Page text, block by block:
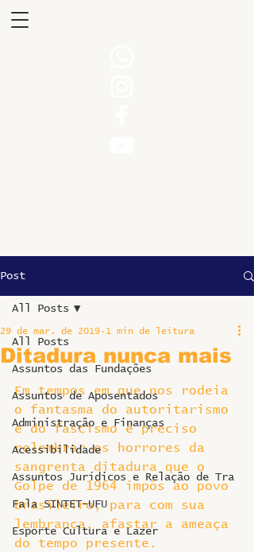
Post
All Posts
Assuntos das Fundações
Assuntos de Aposentados
Administração e Finanças
Acessibilidade
Assuntos Jurídicos e Relação de Tra
Fala SINTET-UFU
Esporte Cultura e Lazer
All Posts
Ditadura nunca mais
29 de mar. de 2019 1 min de leitura
Em tempos em que nos rodeia
o fantasma do autoritarismo
e do fascismo é preciso
relembrar os horrores da
sangrenta ditadura que o
Golpe de 1964 impôs ao povo
brasileiro, para com sua
lembrança, afastar a ameaça
do tempo presente.